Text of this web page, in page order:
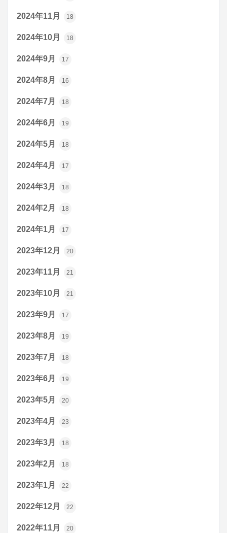
2024年11月 18
2024年10月 18
2024年9月 17
2024年8月 16
2024年7月 18
2024年6月 19
2024年5月 18
2024年4月 17
2024年3月 18
2024年2月 18
2024年1月 17
2023年12月 20
2023年11月 21
2023年10月 21
2023年9月 17
2023年8月 19
2023年7月 18
2023年6月 19
2023年5月 20
2023年4月 23
2023年3月 18
2023年2月 18
2023年1月 22
2022年12月 22
2022年11月 20